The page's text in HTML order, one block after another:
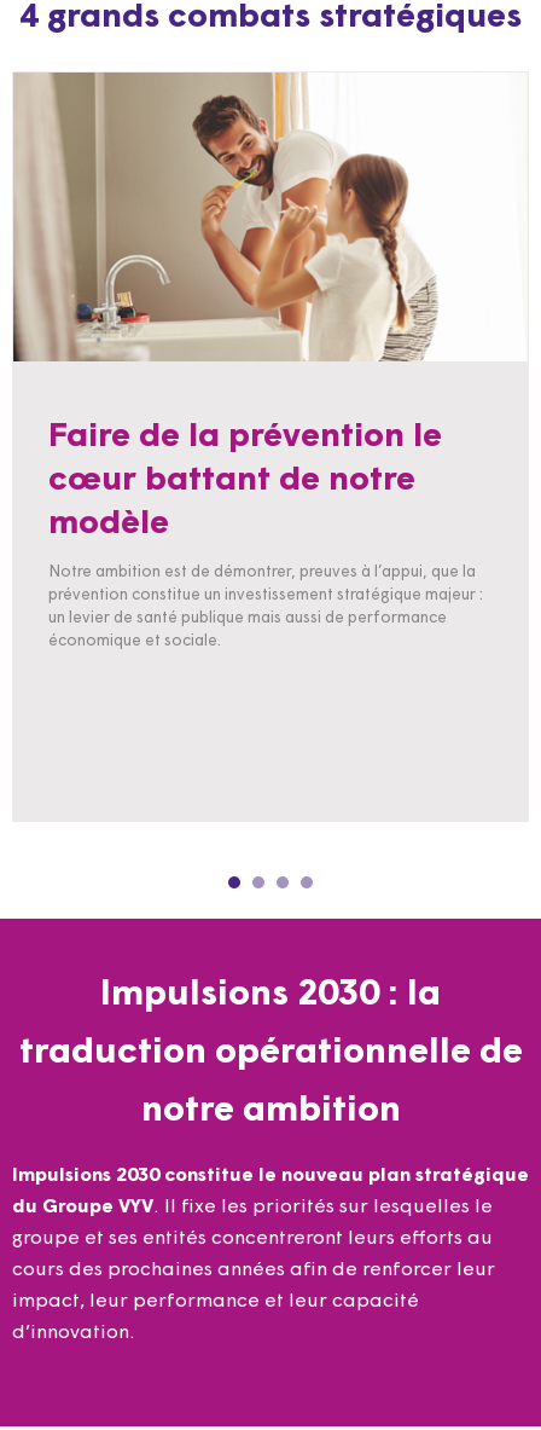
4 grands combats stratégiques
Faire de la prévention le
cœur battant de notre
modèle
Notre ambition est de démontrer, preuves à l’appui, que la
prévention constitue un investissement stratégique majeur :
un levier de santé publique mais aussi de performance
économique et sociale.
Impulsions 2030 : la
traduction opérationnelle de
notre ambition
Impulsions 2030 constitue le nouveau plan stratégique
du Groupe VYV. Il fixe les priorités sur lesquelles le
groupe et ses entités concentreront leurs efforts au
cours des prochaines années afin de renforcer leur
impact, leur performance et leur capacité
d’innovation.